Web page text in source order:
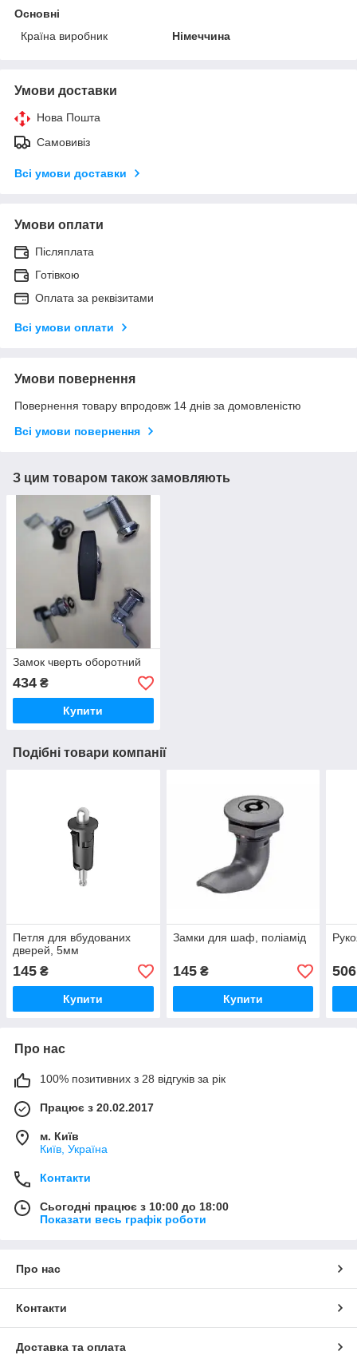
Основні
Країна виробник
Німеччина
Умови доставки
Нова Пошта
Самовивіз
Всі умови доставки
Умови оплати
Післяплата
Готівкою
Оплата за реквізитами
Всі умови оплати
Умови повернення
Повернення товару впродовж 14 днів за домовленістю
Всі умови повернення
З цим товаром також замовляють
Замок чверть оборотний
434 ₴
Купити
Подібні товари компанії
Петля для вбудованих
дверей, 5мм
145 ₴
Купити
Замки для шаф, поліамід
145₴
Купити
506
Про нас
100% позитивних з 28 відгуків за рік
Працює з 20.02.2017
м. Київ
Київ, Україна
Контакти
Сьогодні працює з 10:00 до 18:00
Показати весь графік роботи
Про нас
Контакти
Доставка та оплата